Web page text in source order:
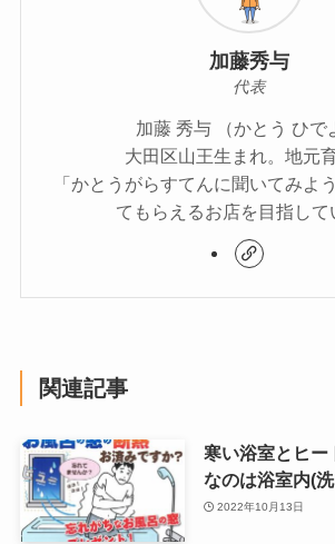
加藤秀与
代表
加藤 秀与 （かとう ひで
大田区山王生まれ。地元育
「かとうがらすてんに聞いてみよ
てもらえるお店を目指して
関連記事
寒い浴室とヒ
なのは浴室内(
2022年10月13日